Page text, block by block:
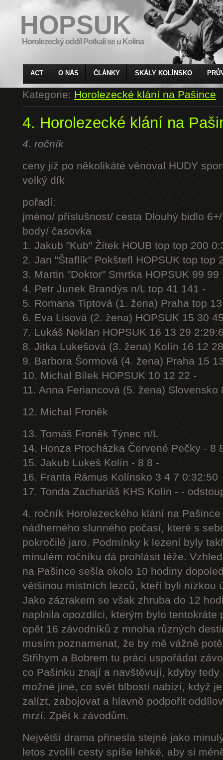
HOPSUK
Horolezecký oddíl Potkali se u Kolína
ACT O NÁS ČLÁNKY SKÁLY KOLÍNSKO
Kategorie:Horolezecké klání na Pašince
4. Horolezecké klání na
4. ročník
ceny již po několikáté věnoval HUDY
velký dík
pořadí:
jméno/ příslušnost/ cesta Dlouhý bidlo
body/ časovka
1. Jakub "Kub" Žítek HOUB top top 200
2. Jan "Štaflík" Pokštefl HOPSUK top top
3. Martin "Doktor" Smrtka HOPSUK 99
4. Petr Junek Brandýs n/L top 41 141 -
5. Romana Tiptová (1. žena) Praha top
6. Eva Lisová (2. žena) HOPSUK 15 30
7. Lukáš Neklan HOPSUK 16 13 29
8. Jitka Lukešová (3. žena) Kolín 16 12
9. Barbora Šormová (4. žena) Praha 15
10. Michal Bílek HOPSUK 10 12 22 -
11. Anna Feriancová (5. žena) Slovensko
12. Michal Froněk
13. Tomáš Froněk Týnec n/L
14. Honza Procházka Červené Pečky - 8
15. Jakub Lukeš Kolín - 8 8 -
16. Franta Rámus Kolínsko 3 4 7 0:32:50
17. Tonda Zachariáš KHS Kolín - -
4. ročník Horolezeckého klání na
nádherného slunného počasí, které s
pokročilé jaro. Podmínky k lezení byly
minulém ročníku dá prohlásit téže.
na Pašince sešla okolo 10 hodiny
většinou místních lezců, kteří byli nízkou
Jako zázrakem se však zhruba do 12
naplnila opozdilci, kterým bylo tentokráte
opět 16 závodníků z mnoha různých
musím poznamenat, že by mě vážně
Střihym a Bobrem tu práci uspořádat
co Pašinku znají a navštěvují, kdyby
možné jiné, co svět blbostí nabízí, když
zalízt, zabojovat a hlavně podpořit
mrzí. Zpět k závodům.
Největší drama přinesla stejně jako
letos zvolili cesty spíše lehké, aby si